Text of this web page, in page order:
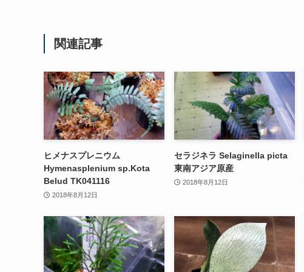
関連記事
ヒメナスプレニウム
Hymenasplenium sp.Kota
Belud TK041116
2018年8月12日
セラジネラ Selaginella picta
東南アジア原産
2018年8月12日